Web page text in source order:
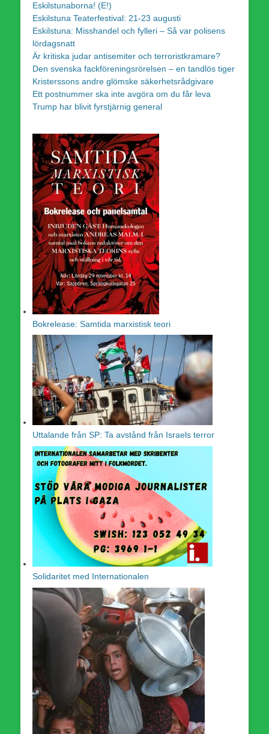
Eskilstunaborna! (E!)
Eskilstuna Teaterfestival: 21-23 augusti
Eskilstuna: Misshandel och fylleri – Så var polisens
lördagsnatt
Är kritiska judar antisemiter och terroristkramare?
Den svenska fackföreningsrörelsen – en tandlös tiger
Kristerssons andre glömske säkerhetsrådgivare
Ett postnummer ska inte avgöra om du får leva
Trump har blivit fyrstjärnig general
Bokrelease: Samtida marxistisk teori
Uttalande från SP: Ta avstånd från Israels terror
Solidaritet med Internationalen